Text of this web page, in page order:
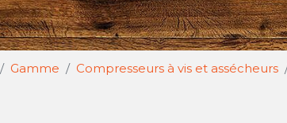
Gamme Compresseurs à vis et assécheurs